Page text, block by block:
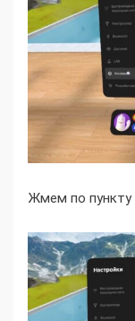
Жмем по пункту